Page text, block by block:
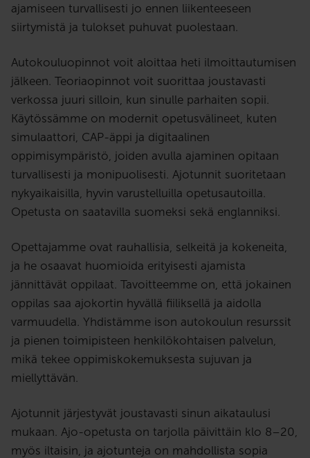
ajamiseen turvallisesti jo ennen liikenteeseen
siirtymistä ja tulokset puhuvat puolestaan.
Autokouluopinnot voit aloittaa heti ilmoittautumisen
jälkeen. Teoriaopinnot voit suorittaa joustavasti
verkossa juuri silloin, kun sinulle parhaiten sopii.
Käytössämme on modernit opetusvälineet, kuten
simulaattori, CAP-äppi ja digitaalinen
oppimisympäristö, joiden avulla ajaminen opitaan
turvallisesti ja monipuolisesti. Ajotunnit suoritetaan
nykyaikaisilla, hyvin varustelluilla opetusautoilla.
Opetusta on saatavilla suomeksi sekä englanniksi.
Opettajamme ovat rauhallisia, selkeitä ja kokeneita,
ja he osaavat huomioida erityisesti ajamista
jännittävät oppilaat. Tavoitteemme on, että jokainen
oppilas saa ajokortin hyvällä fiiliksellä ja aidolla
varmuudella. Yhdistämme ison autokoulun resurssit
ja pienen toimipisteen henkilökohtaisen palvelun,
mikä tekee oppimiskokemuksesta sujuvan ja
miellyttävän.
Ajotunnit järjestyvät joustavasti sinun aikataulusi
mukaan. Ajo-opetusta on tarjolla päivittäin klo 8–20,
myös iltaisin, ja ajotunteja on mahdollista sopia